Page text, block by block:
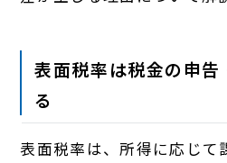
表面税率は税金の申
る
表面税率は、所得に応じて